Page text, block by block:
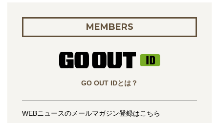
MEMBERS
GO OUT IDとは？
WEBニュースのメールマガジン登録はこちら